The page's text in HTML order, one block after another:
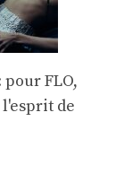
FLO,
de